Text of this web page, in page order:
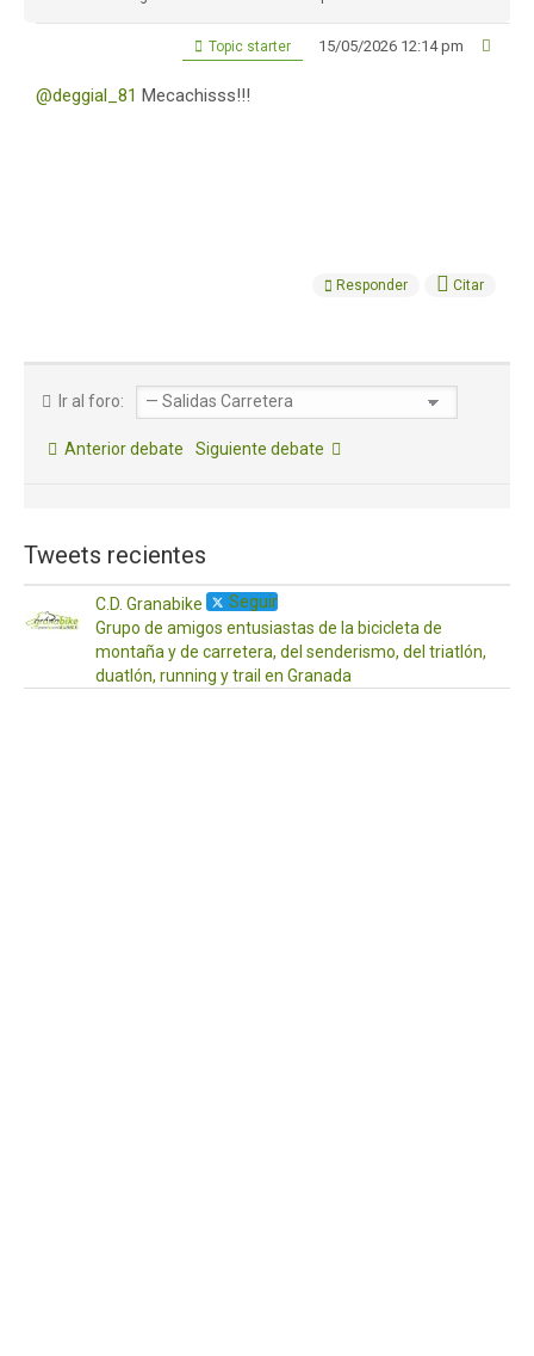
Topic starter 15/05/2026 12:14 pm
@deggial_81 Mecachisss!!!
Responder Citar
Ir al foro:
Anterior debate Siguiente debate
Tweets recientes
C.D. Granabike
Seguir
Grupo de amigos entusiastas de la bicicleta de
montaña y de carretera, del senderismo, del triatlón,
duatlón, running y trail en Granada